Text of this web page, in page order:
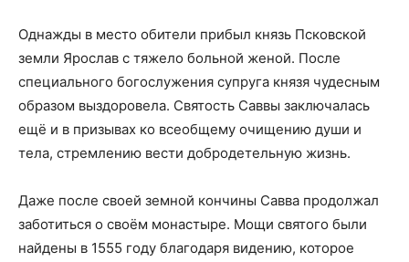
Однажды в место обители прибыл князь Псковской
земли Ярослав с тяжело больной женой. После
специального богослужения супруга князя чудесным
образом выздоровела. Святость Саввы заключалась
ещё и в призывах ко всеобщему очищению души и
тела, стремлению вести добродетельную жизнь.
Даже после своей земной кончины Савва продолжал
заботиться о своём монастыре. Мощи святого были
найдены в 1555 году благодаря видению, которое